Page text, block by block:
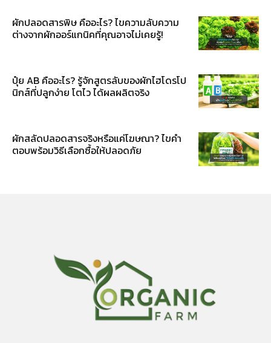
ผักปลอดสารพิษ คืออะไร? ไขความลับความ
ต่างจากผักออร์แกนิคที่คุณอาจไม่เคยรู้!
ปุ๋ย AB คืออะไร? รู้จักสูตรลับของผักไฮโดรโป
นิกส์ที่ปลูกง่าย โตไว ได้ผลผลิตจริง
ผักสลัดปลอดสารจริงหรือแค่โฆษณา? ไขคำ
ตอบพร้อมวิธีเลือกซื้อให้ปลอดภัย